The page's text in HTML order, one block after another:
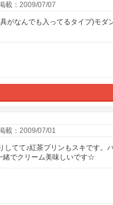
載：2009/07/07
がなんでも入ってるタイプ)モダ
載：2009/07/01
てて♪紅茶プリンもスキです。
緒でクリーム美味しいです☆